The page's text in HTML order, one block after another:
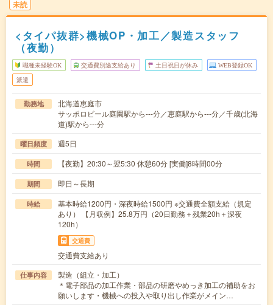
未読
<タイパ抜群>機械OP・加工／製造スタッフ
（夜勤）
職種未経験OK 交通費別途支給あり 土日祝日が休み WEB登録OK
派遣
勤務地
北海道恵庭市
サッポロビール庭園駅から---分／恵庭駅から---分／千歳(北海
道)駅から---分
曜日頻度 週5日
時間 【夜勤】20:30～翌5:30 休憩60分 [実働]8時間00分
期間 即日～長期
時給
基本時給1200円・深夜時給1500円 ※交通費全額支給（規定
あり） 【月収例】25.8万円（20日勤務＋残業20h＋深夜
120h）
交通費
交通費支給あり
仕事内容
製造（組立・加工）
＊電子部品の加工作業・部品の研磨やめっき加工の補助をお
願いします・機械への投入や取り出し作業がメイン…